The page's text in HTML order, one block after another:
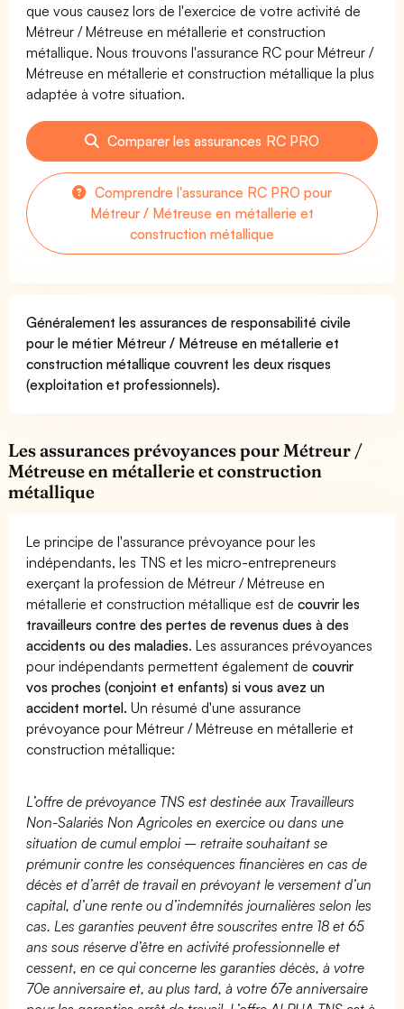
que vous causez lors de l'exercice de votre activité de
Métreur / Métreuse en métallerie et construction
métallique. Nous trouvons l'assurance RC pour Métreur /
Métreuse en métallerie et construction métallique la plus
adaptée à votre situation.
Comparer les assurances RC PRO
Comprendre l'assurance RC PRO pour
Métreur / Métreuse en métallerie et
construction métallique
Généralement les assurances de responsabilité civile
pour le métier Métreur / Métreuse en métallerie et
construction métallique couvrent les deux risques
(exploitation et professionnels).
Les assurances prévoyances pour Métreur /
Métreuse en métallerie et construction
métallique
Le principe de l'assurance prévoyance pour les
indépendants, les TNS et les micro-entrepreneurs
exerçant la profession de Métreur / Métreuse en
métallerie et construction métallique est decouvrir les
travailleurs contre des pertes de revenus dues à des
accidents ou des maladies. Les assurances prévoyances
pour indépendants permettent également decouvrir
vos proches (conjoint et enfants) si vous avez un
accident mortel. Un résumé d'une assurance
prévoyance pour Métreur / Métreuse en métallerie et
construction métallique:
L’offre de prévoyance TNS est destinée aux Travailleurs
Non-Salariés Non Agricoles en exercice ou dans une
situation de cumul emploi – retraite souhaitant se
prémunir contre les conséquences financières en cas de
décès et d’arrêt de travail en prévoyant le versement d’un
capital, d’une rente ou d’indemnités journalières selon les
cas. Les garanties peuvent être souscrites entre 18 et 65
ans sous réserve d’être en activité professionnelle et
cessent, en ce qui concerne les garanties décès, à votre
70e anniversaire et, au plus tard, à votre 67e anniversaire